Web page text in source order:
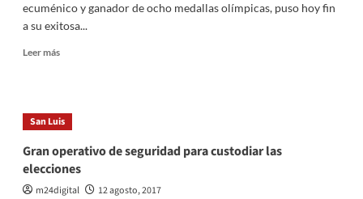
con
normalidad
ecuménico y ganador de ocho medallas olímpicas, puso hoy fin
a su exitosa...
Leer másLeer
Bolt
puso
a
su
exitosa
San Luis
Gran operativo de seguridad para custodiar las
elecciones
m24digital
12 agosto, 2017